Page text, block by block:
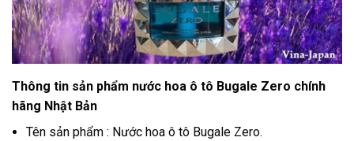
Thông tin sản phẩm nước hoa ô tô Bugale Zero chính
hãng Nhật Bản
Tên sản phẩm : Nước hoa ô tô Bugale Zero.